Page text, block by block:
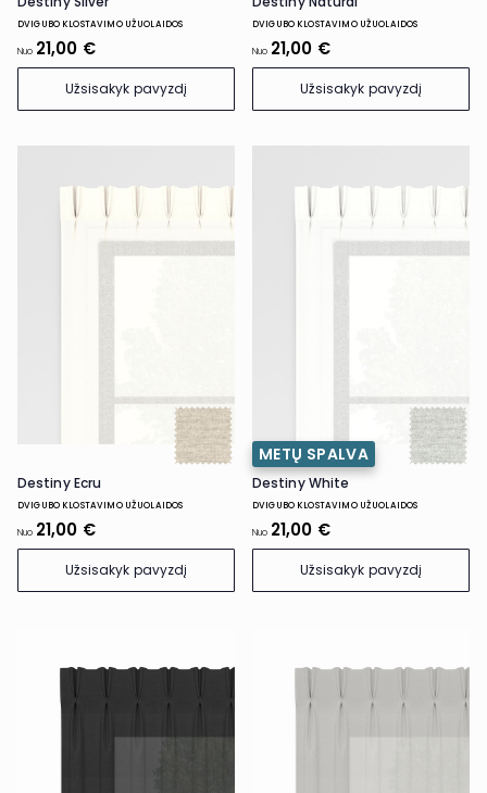
DVIGUBO KLOSTAVIMO UŽUOLAIDOS
Nuo 21,00 €
Užsisakyk pavyzdį
DVIGUBO KLOSTAVIMO UŽUOLAIDOS
Nuo 21,00 €
Užsisakyk pavyzdį
Destiny Ecru
DVIGUBO KLOSTAVIMO UŽUOLAIDOS
Nuo 21,00 €
Užsisakyk pavyzdį
METŲ SPALVA
Destiny White
DVIGUBO KLOSTAVIMO UŽUOLAIDOS
Nuo 21,00 €
Užsisakyk pavyzdį